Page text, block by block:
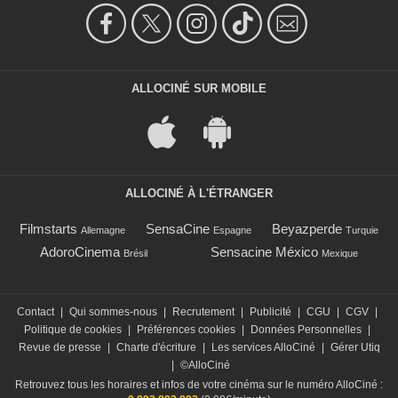
ALLOCINÉ SUR MOBILE
ALLOCINÉ À L'ÉTRANGER
Filmstarts Allemagne SensaCine Espagne Beyazperde Turquie
AdoroCinema Brésil Sensacine México Mexique
Contact Qui sommes-nous Recrutement Publicité CGU CGV
Politique de cookies
Préférences cookies Données Personnelles
Revue de presse
Charte d'écriture Les services AlloCiné
Gérer Utiq
©AlloCiné
Retrouvez tous les horaires et infos de votre cinéma sur le numéro AlloCiné :